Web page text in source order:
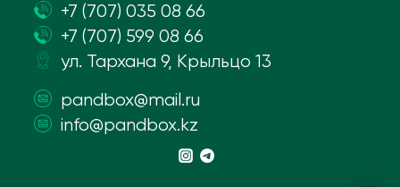
+7 (707) 035 08 66
+7 (707) 599 08 66
ул. Тархана 9, Крыльцо 13
pandbox@mail.ru
info@pandbox.kz